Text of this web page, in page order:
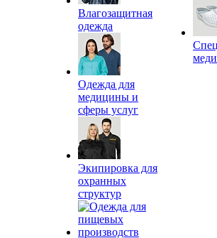
Влагозащитная
одежда
Одежда для
медицины и
сферы услуг
Экипировка для
охранных
структур